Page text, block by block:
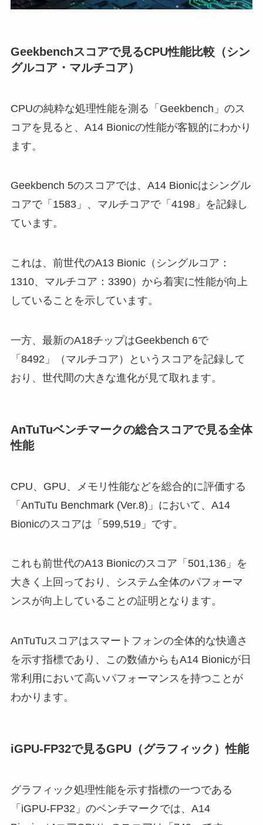
Geekbenchスコアで見るCPU性能比較（シン
グルコア・マルチコア）
CPUの純粋な処理性能を測る「Geekbench」のス
コアを見ると、A14 Bionicの性能が客観的にわかり
ます。
Geekbench 5のスコアでは、A14 Bionicはシングル
コアで「1583」、マルチコアで「4198」を記録し
ています。
これは、前世代のA13 Bionic（シングルコア：
1310、マルチコア：3390）から着実に性能が向上
していることを示しています。
一方、最新のA18チップはGeekbench 6で
「8492」（マルチコア）というスコアを記録して
おり、世代間の大きな進化が見て取れます。
AnTuTuベンチマークの総合スコアで見る全体
性能
CPU、GPU、メモリ性能などを総合的に評価する
「AnTuTu Benchmark (Ver.8)」において、A14
Bionicのスコアは「599,519」です。
これも前世代のA13 Bionicのスコア「501,136」を
大きく上回っており、システム全体のパフォーマ
ンスが向上していることの証明となります。
AnTuTuスコアはスマートフォンの全体的な快適さ
を示す指標であり、この数値からもA14 Bionicが日
常利用において高いパフォーマンスを持つことが
わかります。
iGPU-FP32で見るGPU（グラフィック）性能
グラフィック処理性能を示す指標の一つである
「iGPU-FP32」のベンチマークでは、A14